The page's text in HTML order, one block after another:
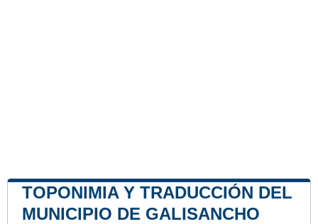
TOPONIMIA Y TRADUCCIÓN DEL
MUNICIPIO DE GALISANCHO